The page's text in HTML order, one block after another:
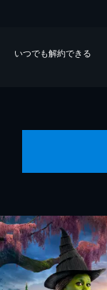
いつでも解約できる